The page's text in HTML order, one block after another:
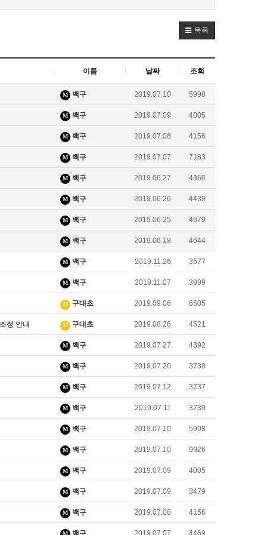
목록
이름 날짜 조회
M 백구 2019.07.10 5998
M 백구 2019.07.09 4005
M 백구 2019.07.08 4156
M 백구 2019.07.07 7183
M 백구 2019.06.27 4360
M 백구 2019.06.26 4439
M 백구 2019.06.25 4579
M 백구 2019.06.18 4644
M 백구 2019.11.26 3577
M 백구 2019.11.07 3999
23 구대초 2019.09.06 6505
정 안내 23 구대초 2019.08.26 4521
M 백구 2019.07.27 4392
M 백구 2019.07.20 3738
M 백구 2019.07.12 3737
M 백구 2019.07.11 3739
M 백구 2019.07.10 5998
M 백구 2019.07.10 9926
M 백구 2019.07.09 4005
M 백구 2019.07.09 3479
M 백구 2019.07.08 4156
M 백구 2019.07.07 4469